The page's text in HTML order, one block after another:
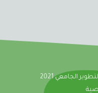
الجامعي 2021